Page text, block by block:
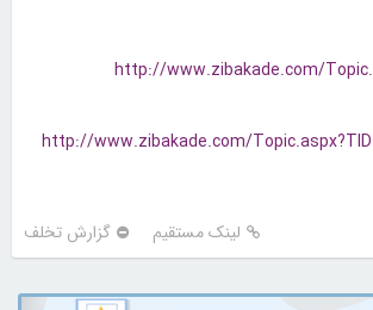
http://www.zibakade.com/
http://www.zibakade.com/
لینک مستقیم گزارش تخلف